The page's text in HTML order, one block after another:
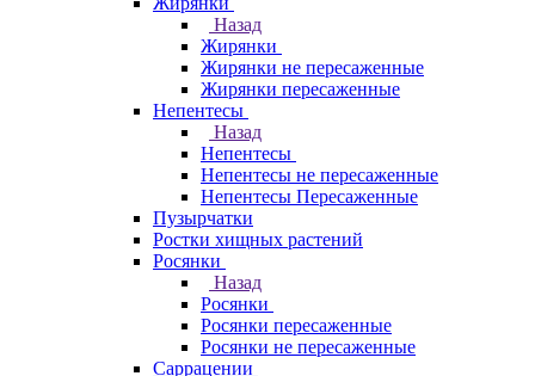
Назад
Жирянки
Жирянки не пересаженные
Жирянки пересаженные
Непентесы
Назад
Непентесы
Непентесы не пересаженные
Непентесы Пересаженные
Пузырчатки
Ростки хищных растений
Росянки
Назад
Росянки
Росянки пересаженные
Росянки не пересаженные
Саррацении